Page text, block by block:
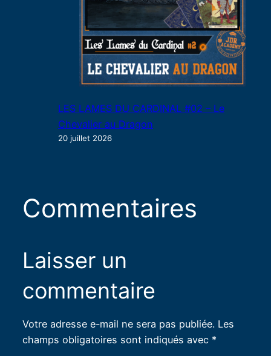
LES LAMES DU CARDINAL #02 – Le
Chevalier au Dragon
20 juillet 2026
Commentaires
Laisser un
commentaire
Votre adresse e-mail ne sera pas publiée. Les
champs obligatoires sont indiqués avec *